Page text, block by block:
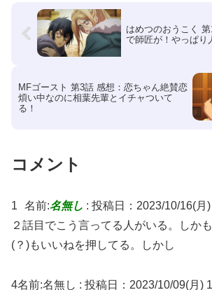
はめつのおうこく
で師匠が！やっぱり
MFゴースト 第3話 感想：恋ちゃん絶賛恋
煩い中なのに相葉先輩とイチャついて
る！
コメント
1 名前:名無し : 投稿日：2023/10/16(月
２話目でこう言ってる人がいる。しか
(？)もいいねを押してる。しかし
4名前:名無し : 投稿日：2023/10/09(月)